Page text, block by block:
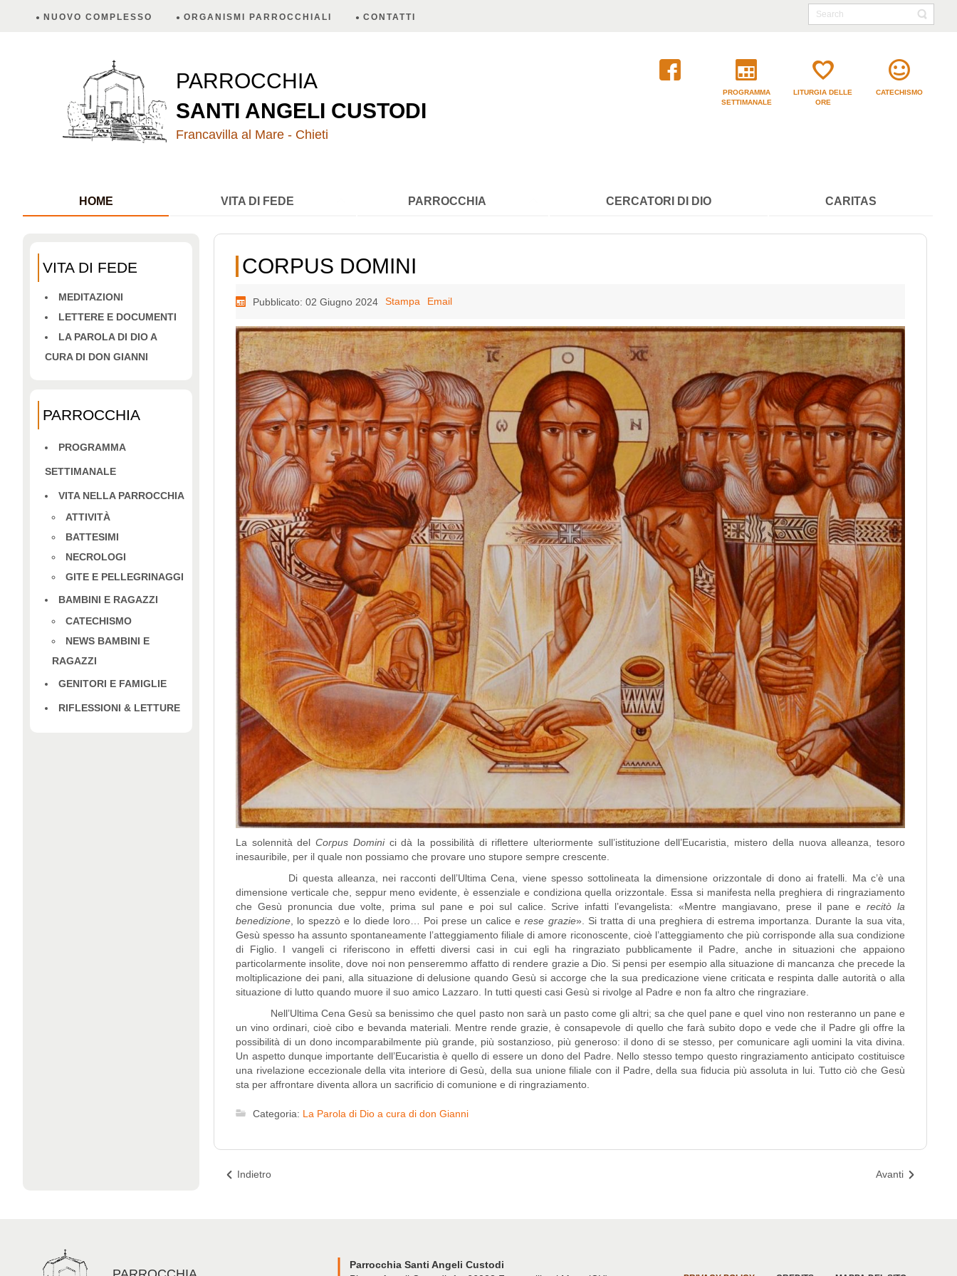
NUOVO COMPLESSO ORGANISMI PARROCCHIALI CONTATTI
PARROCCHIA
SANTI ANGELI CUSTODI
Francavilla al Mare - Chieti
PROGRAMMA
SETTIMANALE
LITURGIA DELLE
ORE
CATECHISMO
HOME VITA DI FEDE PARROCCHIA CERCATORI DI DIO CARITAS
VITA DI FEDE
MEDITAZIONI
LETTERE E DOCUMENTI
LA PAROLA DI DIO A
CURA DI DON GIANNI
PARROCCHIA
PROGRAMMA
SETTIMANALE
VITA NELLA PARROCCHIA
ATTIVITÀ
BATTESIMI
NECROLOGI
GITE E PELLEGRINAGGI
BAMBINI E RAGAZZI
CATECHISMO
NEWS BAMBINI E
RAGAZZI
GENITORI E FAMIGLIE
RIFLESSIONI & LETTURE
CORPUS DOMINI
Pubblicato: 02 Giugno 2024 Stampa Email
La solennità delCorpus Dominici dà la possibilità di riflettere ulteriormente sull’istituzione dell’Eucaristia, mistero della nuova alleanza, tesoro
inesauribile, per il quale non possiamo che provare uno stupore sempre crescente.
Di questa alleanza, nei racconti dell’Ultima Cena, viene spesso sottolineata la dimensione orizzontale di dono ai fratelli. Ma c’è una
dimensione verticale che, seppur meno evidente, è essenziale e condiziona quella orizzontale. Essa si manifesta nella preghiera di ringraziamento
che Gesù pronuncia due volte, prima sul pane e poi sul calice. Scrive infatti l’evangelista: «Mentre mangiavano, prese il pane erecitò la
benedizione , lo spezzò e lo diede loro… Poi prese un calice erese grazie». Si tratta di una preghiera di estrema importanza. Durante la sua vita,
Gesù spesso ha assunto spontaneamente l’atteggiamento filiale di amore riconoscente, cioè l’atteggiamento che più corrisponde alla sua condizione
di Figlio. I vangeli ci riferiscono in effetti diversi casi in cui egli ha ringraziato pubblicamente il Padre, anche in situazioni che appaiono
particolarmente insolite, dove noi non penseremmo affatto di rendere grazie a Dio. Si pensi per esempio alla situazione di mancanza che precede la
moltiplicazione dei pani, alla situazione di delusione quando Gesù si accorge che la sua predicazione viene criticata e respinta dalle autorità o alla
situazione di lutto quando muore il suo amico Lazzaro. In tutti questi casi Gesù si rivolge al Padre e non fa altro che ringraziare.
Nell’Ultima Cena Gesù sa benissimo che quel pasto non sarà un pasto come gli altri; sa che quel pane e quel vino non resteranno un pane e
un vino ordinari, cioè cibo e bevanda materiali. Mentre rende grazie, è consapevole di quello che farà subito dopo e vede che il Padre gli offre la
possibilità di un dono incomparabilmente più grande, più sostanzioso, più generoso: il dono di se stesso, per comunicare agli uomini la vita divina.
Un aspetto dunque importante dell’Eucaristia è quello di essere un dono del Padre. Nello stesso tempo questo ringraziamento anticipato costituisce
una rivelazione eccezionale della vita interiore di Gesù, della sua unione filiale con il Padre, della sua fiducia più assoluta in lui. Tutto ciò che Gesù
sta per affrontare diventa allora un sacrificio di comunione e di ringraziamento.
Categoria: La Parola di Dio a cura di don Gianni
Indietro Avanti
Parrocchia Santi Angeli Custodi